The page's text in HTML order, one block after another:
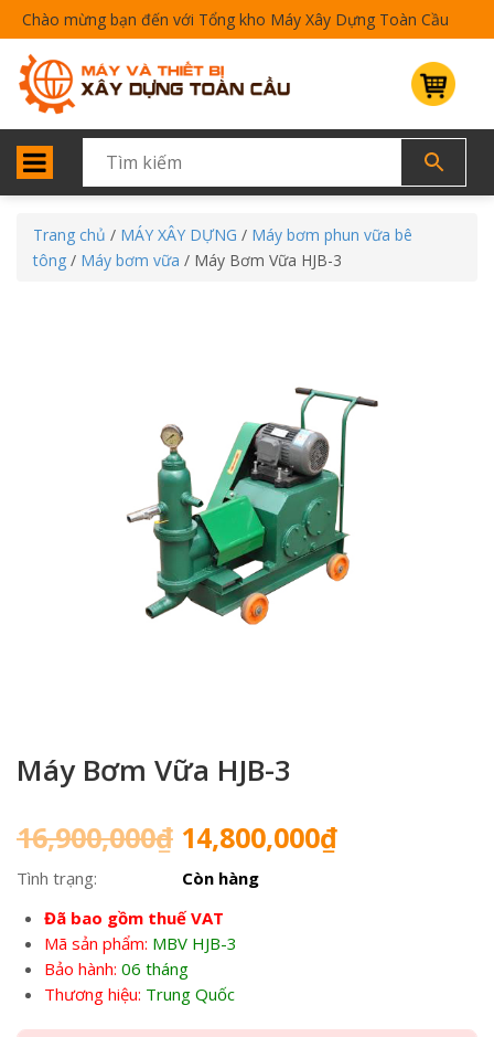
Chào mừng bạn đến với Tổng kho Máy Xây Dựng Toàn Cầu
Trang chủ / MÁY XÂY DỰNG / Máy bơm phun vữa bê
tông / Máy bơm vữa / Máy Bơm Vữa HJB-3
Máy Bơm Vữa HJB-3
16,900,000₫ Giá
gốc
là:
16,900,000₫.
14,800,000₫Giá
Tình trạng:
Còn hàng
Đã bao gồm thuế VAT
Mã sản phẩm: MBV HJB-3
Bảo hành: 06 tháng
Thương hiệu: Trung Quốc